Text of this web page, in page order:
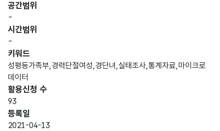
공간범위
-
시간범위
-
키워드
성평등가족부,경력단절여성,경단녀,실태조사,통계자료,마이크로
데이터
활용신청 수
93
등록일
2021-04-13